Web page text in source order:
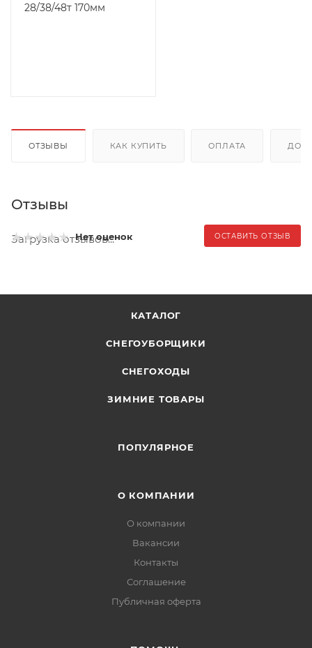
28/38/48т 170мм
ОТЗЫВЫ КАК КУПИТЬ ОПЛАТА
Отзывы
Нет оценок ОСТАВИТЬ ОТЗЫВ
Загрузка отзывов...
КАТАЛОГ
СНЕГОУБОРЩИКИ
СНЕГОХОДЫ
ЗИМНИЕ ТОВАРЫ
ПОПУЛЯРНОЕ
О КОМПАНИИ
О компании
Вакансии
Контакты
Соглашение
Публичная оферта